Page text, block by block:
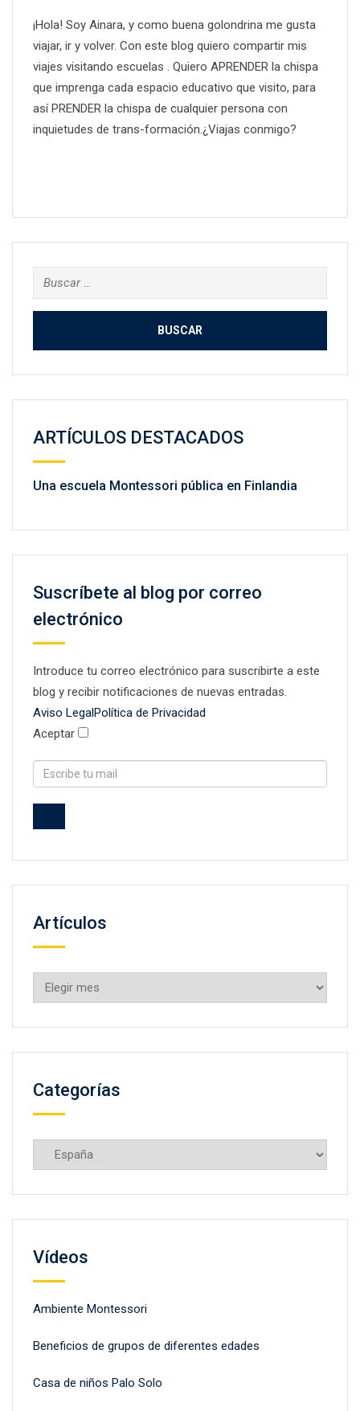
¡Hola! Soy Ainara, y como buena golondrina me gusta
viajar, ir y volver. Con este blog quiero compartir mis
viajes visitando escuelas . Quiero APRENDER la chispa
que imprenga cada espacio educativo que visito, para
así PRENDER la chispa de cualquier persona con
inquietudes de trans-formación.¿Viajas conmigo?
Buscar:
ARTÍCULOS DESTACADOS
Una escuela Montessori pública en Finlandia
Suscríbete al blog por correo
electrónico
Introduce tu correo electrónico para suscribirte a este
blog y recibir notificaciones de nuevas entradas.
Aviso LegalPolítica de Privacidad
Aceptar
Artículos
Artículos
Categorías
Categorías
Vídeos
Ambiente Montessori
Beneficios de grupos de diferentes edades
Casa de niños Palo Solo